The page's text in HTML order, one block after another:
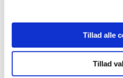
Tillad alle
Tillad
by- og anlægsprojekter samt
hos et forsyningsselskab.
Nykøbing Falster, og de
deres mangeårige spejderliv i